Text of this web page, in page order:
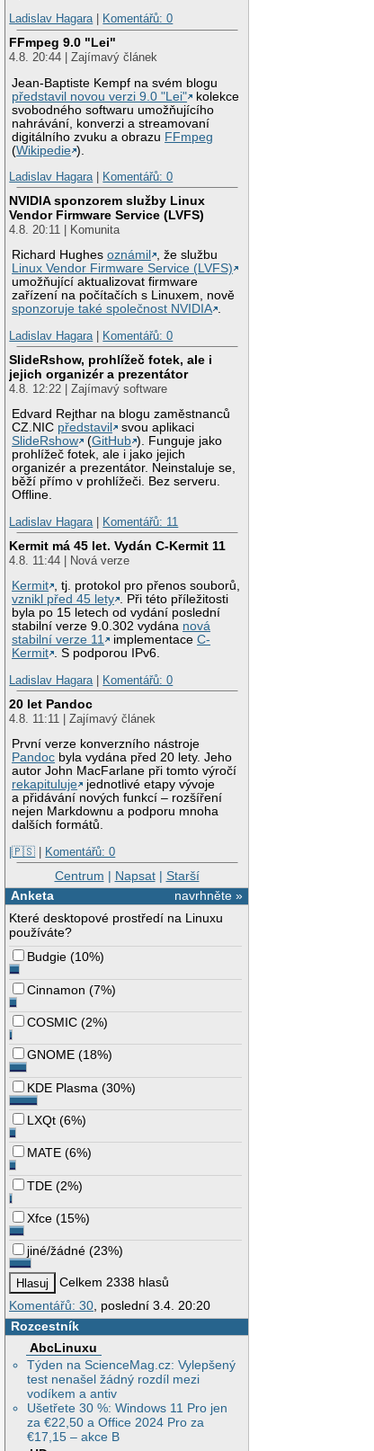
Ladislav Hagara| Komentářů: 0
FFmpeg 9.0 "Lei"
4.8. 20:44 | Zajímavý článek
Jean-Baptiste Kempf na svém blogu
představil novou verzi 9.0 "Lei"
kolekce
svobodného softwaru umožňujícího
nahrávání, konverzi a streamovaní
digitálního zvuku a obrazu FFmpeg
(Wikipedie ).
Ladislav Hagara| Komentářů: 0
NVIDIA sponzorem služby Linux
Vendor Firmware Service (LVFS)
4.8. 20:11 | Komunita
Richard Hughesoznámil
, že službu
Linux Vendor Firmware Service (LVFS)
umožňující aktualizovat firmware
zařízení na počítačích s Linuxem, nově
sponzoruje také společnost NVIDIA .
Ladislav Hagara| Komentářů: 0
SlideRshow, prohlížeč fotek, ale i
jejich organizér a prezentátor
4.8. 12:22 | Zajímavý software
Edvard Rejthar na blogu zaměstnanců
CZ.NIC představil
svou aplikaci
SlideRshow
(GitHub ). Funguje jako
prohlížeč fotek, ale i jako jejich
organizér a prezentátor. Neinstaluje se,
běží přímo v prohlížeči. Bez serveru.
Offline.
Ladislav Hagara| Komentářů: 11
Kermit má 45 let. Vydán C-Kermit 11
4.8. 11:44 | Nová verze
Kermit , tj. protokol pro přenos souborů,
vznikl před 45 lety . Při této příležitosti
byla po 15 letech od vydání poslední
stabilní verze 9.0.302 vydána nová
stabilní verze 11
implementaceC-
Kermit . S podporou IPv6.
Ladislav Hagara| Komentářů: 0
20 let Pandoc
4.8. 11:11 | Zajímavý článek
První verze konverzního nástroje
Pandoc byla vydána před 20 lety. Jeho
autor John MacFarlane při tomto výročí
rekapituluje
jednotlivé etapy vývoje
a přidávání nových funkcí – rozšíření
nejen Markdownu a podporu mnoha
dalších formátů.
|🇵🇸
Komentářů: 0
Centrum | Napsat| Starší
navrhněte »
Anketa
Které desktopové prostředí na Linuxu
používáte?
Budgie (10%)
Cinnamon (7%)
COSMIC (2%)
GNOME (18%)
KDE Plasma (30%)
LXQt (6%)
MATE (6%)
TDE (2%)
Xfce (15%)
jiné/žádné (23%)
Celkem 2338 hlasů
Komentářů: 30 , poslední 3.4. 20:20
Rozcestník
AbcLinuxu
Týden na ScienceMag.cz: Vylepšený
test nenašel žádný rozdíl mezi
vodíkem a antiv
Ušetřete 30 %: Windows 11 Pro jen
za €22,50 a Office 2024 Pro za
€17,15 – akce B